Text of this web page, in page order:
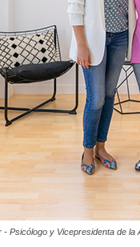
Psicólogo y Vicepresidenta de la